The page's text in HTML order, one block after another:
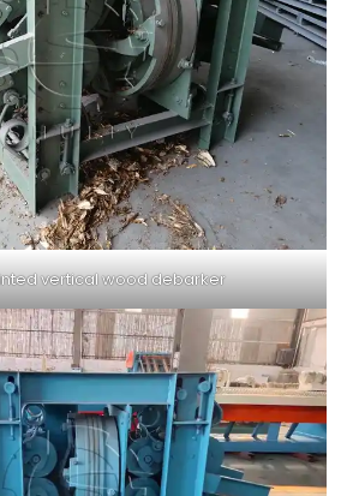
vertical wood debarker